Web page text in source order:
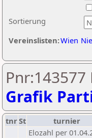
Sortierung
Vereinslisten:Wien
Grafik
tnrSt turnier
Elozahl per